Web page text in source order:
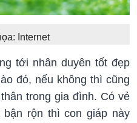
Internet
tới nhân duyên tốt đẹp
đó, nếu không thì cũng
trong gia đình. Có vẻ
rộn thì con giáp này